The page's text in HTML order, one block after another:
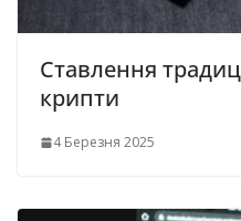
Ставлення
крипти
4 Березня 2025